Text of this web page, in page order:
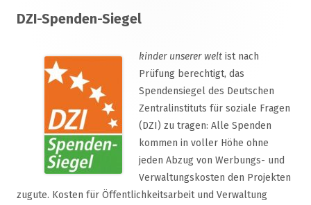
Inhalt
DZI-Spenden-Siegel
kinder unserer welt ist nach
Prüfung berechtigt, das
Spendensiegel des Deutschen
Zentralinstituts für soziale Fragen
(DZI) zu tragen: Alle Spenden
kommen in voller Höhe ohne
jeden Abzug von Werbungs- und
Verwaltungskosten den Projekten
zugute. Kosten für Öffentlichkeitsarbeit und Verwaltung